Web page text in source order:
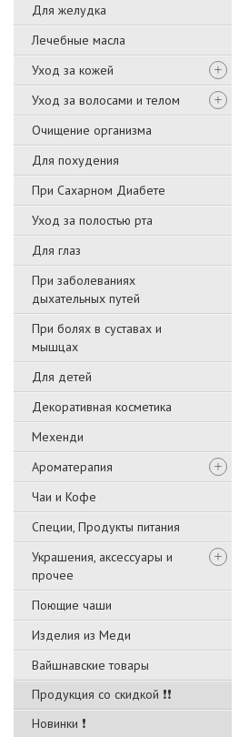
Для желудка
Лечебные масла
Уход за кожей
Уход за волосами и телом
Очищение организма
Для похудения
При Сахарном Диабете
Уход за полостью рта
Для глаз
При заболеваниях
дыхательных путей
При болях в суставах и
мышцах
Для детей
Декоративная косметика
Мехенди
Ароматерапия
Чаи и Кофе
Специи, Продукты питания
Украшения, аксессуары и
прочее
Поющие чаши
Изделия из Меди
Вайшнавские товары
Продукция со скидкой ❗❗
Новинки ❗